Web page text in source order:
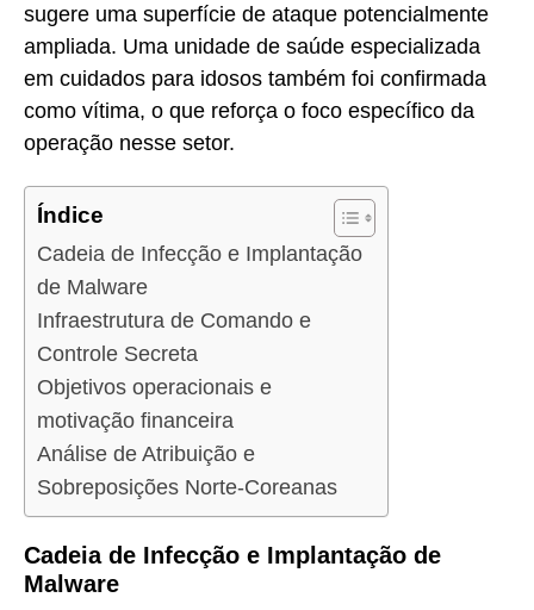
sugere uma superfície de ataque potencialmente
ampliada. Uma unidade de saúde especializada
em cuidados para idosos também foi confirmada
como vítima, o que reforça o foco específico da
operação nesse setor.
Índice
Cadeia de Infecção e Implantação
de Malware
Infraestrutura de Comando e
Controle Secreta
Objetivos operacionais e
motivação financeira
Análise de Atribuição e
Sobreposições Norte-Coreanas
Cadeia de Infecção e Implantação de
Malware